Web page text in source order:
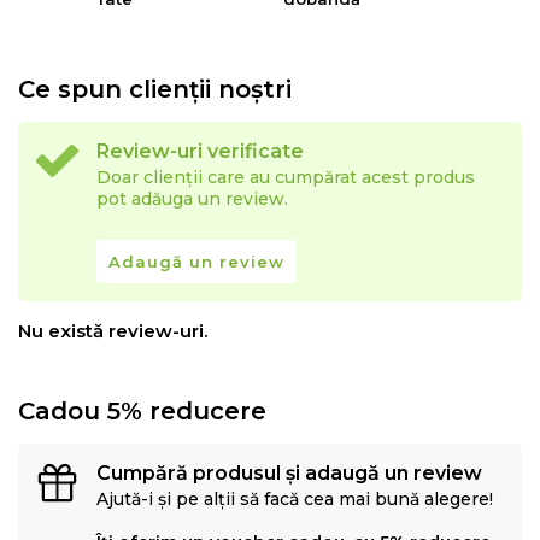
Baza saltelei este dotata cu arcuri tip Pocket,
ambalate individual, care garanteaza opozitie
ortopedica corecta pe parcursul somnului
sistem, preferat de specialistii din industria hoteliera,
reprezinta tehnologia de varf pentru confortul optim
corpului, fără a influența mișcările celorlalte arcuri.
deranj pentru partenerul de somn. În plus, tehnologia
7Z Green Pocket® oferă un suport diferențiat pentru
Ce spun clienții noștri
Review-uri verificate
Doar clienții care au cumpărat acest produs
pot adăuga un review.
Adaugă un review
Nu există review-uri.
Cadou 5% reducere
Cumpără produsul și adaugă un review
Ajută-i și pe alții să facă cea mai bună alegere!